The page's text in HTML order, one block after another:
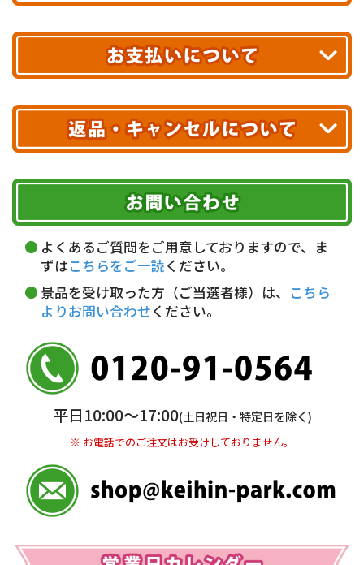
あす着エリアが対象です。
エリアやお届け日の確認はこちら▶
※ 配送業者による配送遅延が生じる可能性がございます。
※ 沖縄・離島はお届けできません。
送料無料!
10,000円未満 全国一律1,100円(税込)
配送業者
ヤマト運輸
お届け可能時間帯
午前中 14～16時
16～18時
18～20時
19～21時 指定なし
クレジットカード
代金引換(現金のみ)
5,000円未満…330円(税込)
銀行振込(前払い)
普通 7263489
＜口座名＞ カ）ディースタイル
※ 振込み手数料お客様ご負担。
期限を含むルール（条件）や、お客様にご負担い
ただく費用がございます。
詳しくはこちら▶
よくあるご質問をご用意しておりますので、ま
ずはこちらをご一読ください。
景品を受け取った方（ご当選者様）は、
こちら
よりお問い合わせください。
平日10:00〜17:00(土日祝日・特定日を除く)
※ お電話でのご注文はお受けしておりません。